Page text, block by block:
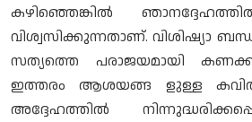
കഴിഞ്ഞെങ്കില്‍
വിശ്വസിക്കുന്നതാണ്. വിശിഷ്യാ
സത്യത്തെ പരാജയമായി
ഇത്തരം ആശയങ്ങ ളുള്ള
അദ്ദേഹത്തില്‍